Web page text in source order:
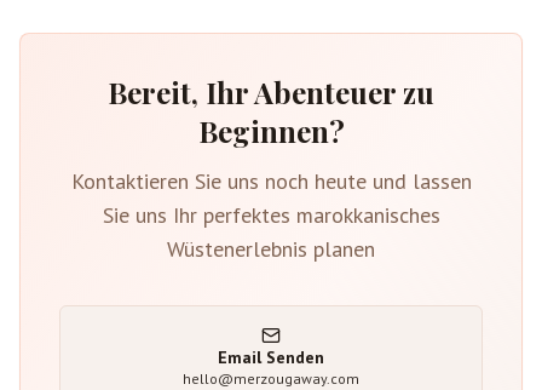
Bereit, Ihr Abenteuer zu
Beginnen?
Kontaktieren Sie uns noch heute und lassen
Sie uns Ihr perfektes marokkanisches
Wüstenerlebnis planen
Email Senden
hello@merzougaway.com